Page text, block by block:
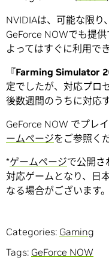
NVIDIAは、可能な限り
GeForce NOWでも提
よってはすぐに利用で
『Farming Simulator
定でしたが、対応プロ
後数週間のうちに対応
GeForce NOW でプレ
ームぺージをご参照く
*ゲームページで公開さ
対応ゲームとなり、日
なる場合がございます。
Categories: Gaming
Tags: GeForce NOW